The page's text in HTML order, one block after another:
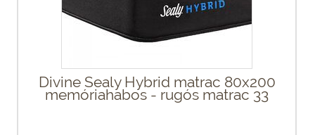
Divine Sealy Hybrid matrac 80x200
memóriahabos - rugós matrac 33